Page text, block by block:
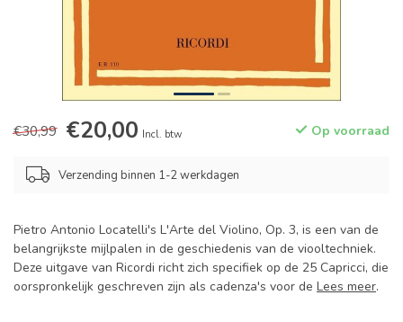
€30,99 €20,00 Incl. btw Op voorraad
Verzending binnen 1-2 werkdagen
Pietro Antonio Locatelli's L'Arte del Violino, Op. 3, is een van de
belangrijkste mijlpalen in de geschiedenis van de viooltechniek.
Deze uitgave van Ricordi richt zich specifiek op de 25 Capricci, die
oorspronkelijk geschreven zijn als cadenza's voor de Lees meer.